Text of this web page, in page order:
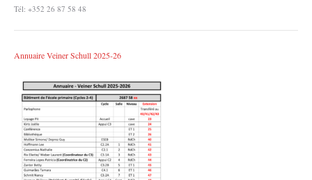
Tél: +352 26 87 58 48
Annuaire Veiner Schull 2025-26